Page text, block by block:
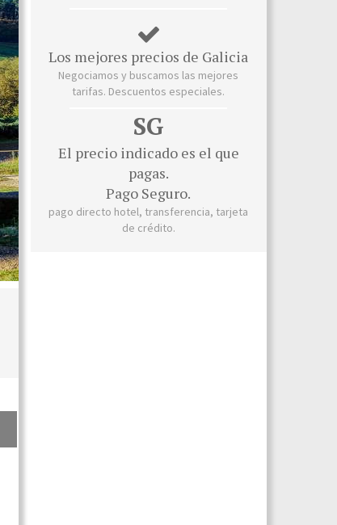
Los mejores precios de Galicia
Negociamos y buscamos las mejores
tarifas. Descuentos especiales.
SG
El precio indicado es el que
pagas.
Pago Seguro.
pago directo hotel, transferencia, tarjeta
de crédito.